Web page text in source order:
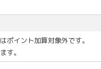
ポイント加算対象外です。
す。